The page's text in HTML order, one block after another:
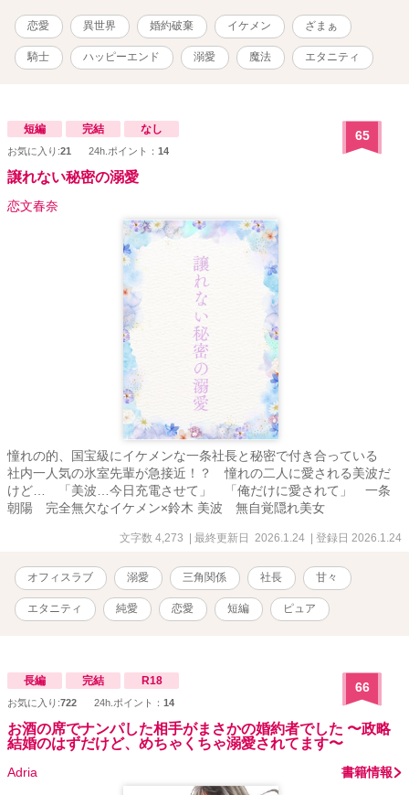
家の子息で有能だと名が知れている騎士様に求婚を受け、何か裏が
あるのではないかというくらい溺愛されて逆に困ったことに──？ ✩︎
設定ゆるめです ✩魔法が存在する世界観です ✩サクッと読めるよう
に1話を短めにしています。 ★2021年6月19日、ホットランキング4
始めました。】も是非お読みください！異世界転移×魔法×恋愛のフ
ァンタジー小説です！ ★更新がゆっくりめで申し訳ありません。お
待ち頂いてる方々にとても感謝しております！いつもありがとうご
ざいます！
恋愛 異世界 婚約破棄 イケメン ざまぁ
騎士 ハッピーエンド 溺愛 魔法 エタニティ
短編 完結 なし
お気に入り:21 24h.ポイント： 14
65
譲れない秘密の溺愛
恋文春奈
憧れの的、国宝級にイケメンな一条社長と秘密で付き合っている
社内一人気の氷室先輩が急接近！？ 憧れの二人に愛される美波だ
けど… 「美波…今日充電させて」 「俺だけに愛されて」 一条
朝陽 完全無欠なイケメン×鈴木 美波 無自覚隠れ美女
文字数 4,273 | 最終更新日 2026.1.24 | 登録日 2026.1.24
オフィスラブ 溺愛 三角関係 社長 甘々
エタニティ 純愛 恋愛 短編 ピュア
長編 完結 R18
お気に入り:722 24h.ポイント： 14
66
お酒の席でナンパした相手がまさかの婚約者でした 〜政略
結婚のはずだけど、めちゃくちゃ溺愛されてます〜
Adria 書籍情報